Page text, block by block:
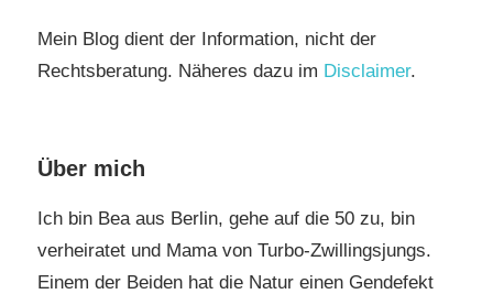
Mein Blog dient der Information, nicht der
Rechtsberatung. Näheres dazu im Disclaimer.
Über mich
Ich bin Bea aus Berlin, gehe auf die 50 zu, bin
verheiratet und Mama von Turbo-Zwillingsjungs.
Einem der Beiden hat die Natur einen Gendefekt